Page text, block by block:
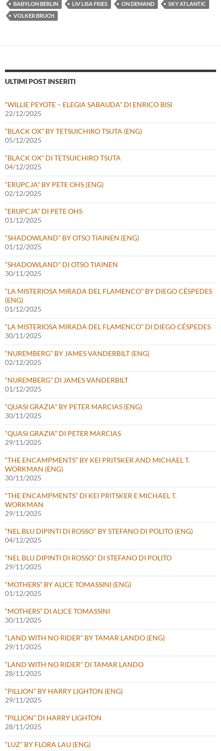
BABYLON BERLIN LIV LISA FRIES ON DEMAND
SKY ATLANTIC
VOLKER BRUCH
ULTIMI POST INSERITI
“WILLIE PEYOTE – ELEGIA SABAUDA” DI ENRICO BISI
22/12/2025
“BLACK OX” BY TETSUICHIRO TSUTA (ENG)
05/12/2025
“BLACK OX” DI TETSUICHIRO TSUTA
04/12/2025
“ERUPCJA” BY PETE OHS (ENG)
02/12/2025
“ERUPCJA” DI PETE OHS
01/12/2025
“SHADOWLAND” BY OTSO TIAINEN (ENG)
01/12/2025
“SHADOWLAND” DI OTSO TIAINEN
30/11/2025
“LA MISTERIOSA MIRADA DEL FLAMENCO” BY DIEGO CÉSPEDES
(ENG)
01/12/2025
“LA MISTERIOSA MIRADA DEL FLAMENCO” DI DIEGO CÉSPEDES
30/11/2025
“NUREMBERG” BY JAMES VANDERBILT (ENG)
02/12/2025
“NUREMBERG” DI JAMES VANDERBILT
01/12/2025
“QUASI GRAZIA” BY PETER MARCIAS (ENG)
30/11/2025
“QUASI GRAZIA” DI PETER MARCIAS
29/11/2025
“THE ENCAMPMENTS” BY KEI PRITSKER AND MICHAEL T.
WORKMAN (ENG)
30/11/2025
“THE ENCAMPMENTS” DI KEI PRITSKER E MICHAEL T.
WORKMAN
29/11/2025
“NEL BLU DIPINTI DI ROSSO” BY STEFANO DI POLITO (ENG)
04/12/2025
“NEL BLU DIPINTI DI ROSSO” DI STEFANO DI POLITO
29/11/2025
“MOTHERS” BY ALICE TOMASSINI (ENG)
01/12/2025
“MOTHERS” DI ALICE TOMASSINI
30/11/2025
“LAND WITH NO RIDER” BY TAMAR LANDO (ENG)
29/11/2025
“LAND WITH NO RIDER” DI TAMAR LANDO
28/11/2025
“PILLION” BY HARRY LIGHTON (ENG)
29/11/2025
“PILLION” DI HARRY LIGHTON
28/11/2025
“LUZ” BY FLORA LAU (ENG)